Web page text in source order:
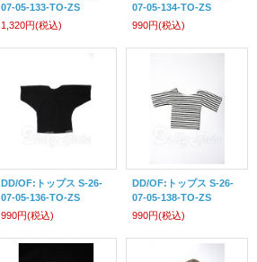
07-05-133-TO-ZS
1,320円(税込)
07-05-134-TO-ZS
990円(税込)
DD/OF:トップス S-26-
07-05-136-TO-ZS
990円(税込)
DD/OF:トップス S-26-
07-05-138-TO-ZS
990円(税込)